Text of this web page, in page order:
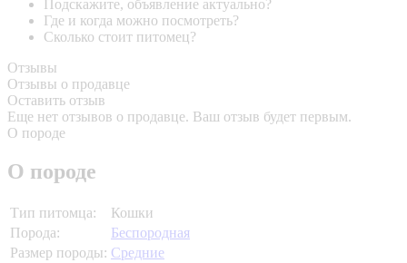
Подскажите, объявление актуально?
Где и когда можно посмотреть?
Сколько стоит питомец?
Отзывы
Отзывы о продавце
Оставить отзыв
Еще нет отзывов о продавце. Ваш отзыв будет первым.
О породе
О породе
Тип питомца:
Кошки
Порода:
Беспородная
Размер породы: Средние